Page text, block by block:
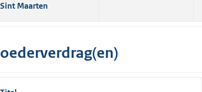
Sint Maarten